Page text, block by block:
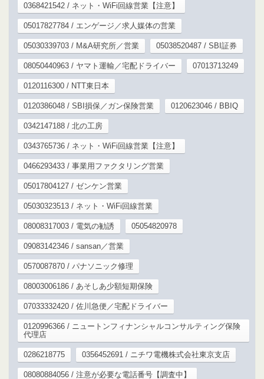
0368421542 / ネット・WiFi回線営業【注意】
05017827784 / エンゲージ／求人媒体の営業
05030339703 / M&A研究所／営業 05038520487 / SBI証券
08050440963 / ヤマト運輸／宅配ドライバー 07013713249
0120116300 / NTT東日本
0120386048 / SBI損保／ガン保険営業 0120623046 / BBIQ
0342147188 / 北の工房
0343765736 / ネット・WiFi回線営業【注意】
0466293433 / 事業用ファクタリング営業
05017804127 / ゼンケン営業
05030323513 / ネット・WiFi回線営業
08008317003 / 電気の勧誘 05054820978
09083142346 / sansan／営業
0570087870 / パナソニック修理
08003006186 / あそしあ少額短期保険
07033332420 / 佐川急便／宅配ドライバー
0120996366 / ニュートンフィナンシャルコンサルティング保険
代理店
0286218775 0356452691 / ニチワ電機株式会社東京支店
08080884056 / 注意が必要な電話番号【調査中】